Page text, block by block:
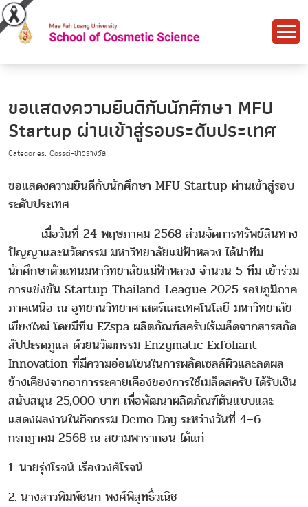
ขอแสดงความยินดีกับนักศึกษา MFU
Startup ผ่านเข้าสู่รอบระดับประเทศ
Categories: Cossci-ข่าวรางวัล
ขอแสดงความยินดีกับนักศึกษา MFU Startup ผ่านเข้าสู่รอบ
ระดับประเทศ
เมื่อวันที่ 24 พฤษภาคม 2568 ส่วนจัดการทรัพย์สินทาง
ปัญญาและนวัตกรรม มหาวิทยาลัยแม่ฟ้าหลวง ได้นำทีม
นักศึกษาตัวแทนมหาวิทยาลัยแม่ฟ้าหลวง จำนวน 5 ทีม เข้าร่วม
การแข่งขัน Startup Thailand League 2025 รอบภูมิภาค
ภาคเหนือ ณ อุทยานวิทยาศาสตร์และเทคโนโลยี มหาวิทยาลัย
เชียงใหม่ โดยมีทีม EZspa ผลิตภัณฑ์สครับไร้เมล็ดจากสารสกัด
สัปปะรดภูแล ด้วยนวัฒกรรม Enzymatic Exfoliant
Innovation ที่มีความอ่อนโยนในการผลัดเซลล์ผิวและลดผล
ข้างเคียงจากอาการระคายเคืองของการใช้เมล็ดสครับ ได้รับเงิน
สนับสนุน 25,000 บาท เพื่อพัฒนาผลิตภัณฑ์ต้นแบบและ
แสดงผลงานในกิจกรรม Demo Day ระหว่างวันที่ 4–6
กรกฎาคม 2568 ณ สยามพารากอน ได้แก่
1. นายรุ่งโรจน์ เรืองวงศ์โรจน์
2. นางสาวพิมพ์ชนก พงศ์พิสุทธิ์วณิช